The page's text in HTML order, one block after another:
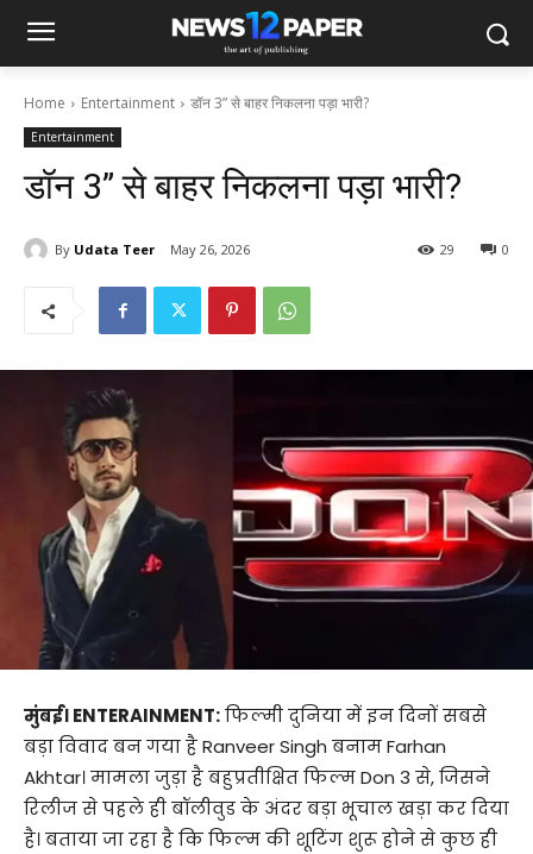
Home Entertainment डॉन 3” से बाहर निकलना पड़ा भारी?
Entertainment
डॉन 3” से बाहर निकलना पड़ा भारी?
By Udata Teer May 26, 2026 0
29
मुंबई। ENTERAINMENT:फिल्मी दुनिया में इन दिनों सबसे
बड़ा विवाद बन गया है Ranveer Singh बनाम Farhan
Akhtar। मामला जुड़ा है बहुप्रतीक्षित फिल्म Don 3 से, जिसने
रिलीज से पहले ही बॉलीवुड के अंदर बड़ा भूचाल खड़ा कर दिया
है। बताया जा रहा है कि फिल्म की शूटिंग शुरू होने से कुछ ही